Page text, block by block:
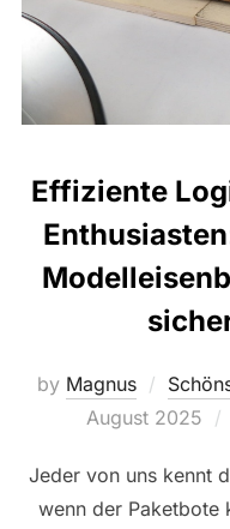
Effiziente
by Magnus
August 2025
Jeder von uns kennt
wenn der Paketbote